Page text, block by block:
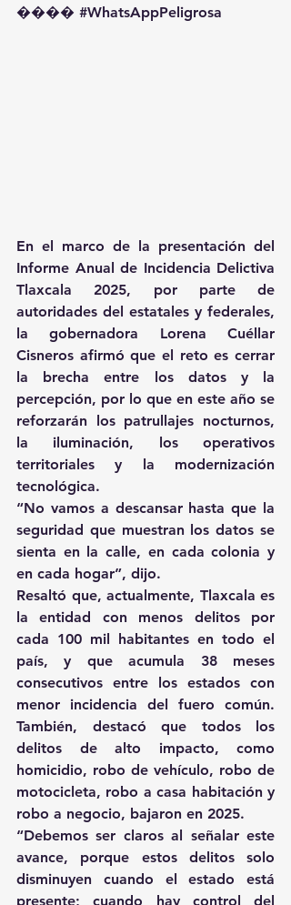
��️�� #WhatsAppPeligrosa
En el marco de la presentación del
Informe Anual de Incidencia Delictiva
Tlaxcala 2025, por parte de
autoridades del estatales y federales,
la gobernadora Lorena Cuéllar
Cisneros afirmó que el reto es cerrar
la brecha entre los datos y la
percepción, por lo que en este año se
reforzarán los patrullajes nocturnos,
la iluminación, los operativos
territoriales y la modernización
tecnológica.
“No vamos a descansar hasta que la
seguridad que muestran los datos se
sienta en la calle, en cada colonia y
en cada hogar”, dijo.
Resaltó que, actualmente, Tlaxcala es
la entidad con menos delitos por
cada 100 mil habitantes en todo el
país, y que acumula 38 meses
consecutivos entre los estados con
menor incidencia del fuero común.
También, destacó que todos los
delitos de alto impacto, como
homicidio, robo de vehículo, robo de
motocicleta, robo a casa habitación y
robo a negocio, bajaron en 2025.
“Debemos ser claros al señalar este
avance, porque estos delitos solo
disminuyen cuando el estado está
presente; cuando hay control del